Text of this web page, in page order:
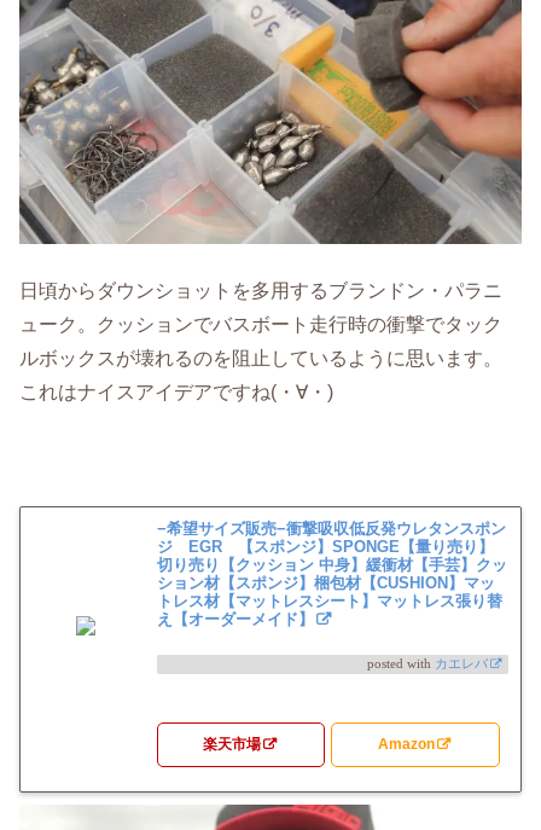
日頃からダウンショットを多用するブランドン・パラニ
ューク。クッションでバスボート走行時の衝撃でタック
ルボックスが壊れるのを阻止しているように思います。
これはナイスアイデアですね(・∀・)
−希望サイズ販売−衝撃吸収低反発ウレタンスポン
ジ EGR 【スポンジ】SPONGE【量り売り】
切り売り【クッション 中身】緩衝材【手芸】クッ
ション材【スポンジ】梱包材【CUSHION】マッ
トレス材【マットレスシート】マットレス張り替
え【オーダーメイド】
posted with カエレバ
楽天市場 Amazon